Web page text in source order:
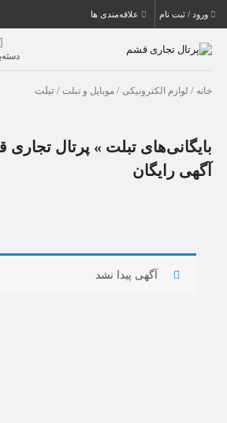
ورود / ثبت نام علاقه‌مندی ها
خانه / لوازم الکترونیکی /موبایل و تبلت / تبلت
بایگانی‌های تبلت » پرتال
آگهی رایگان
آگهی پیدا نشد